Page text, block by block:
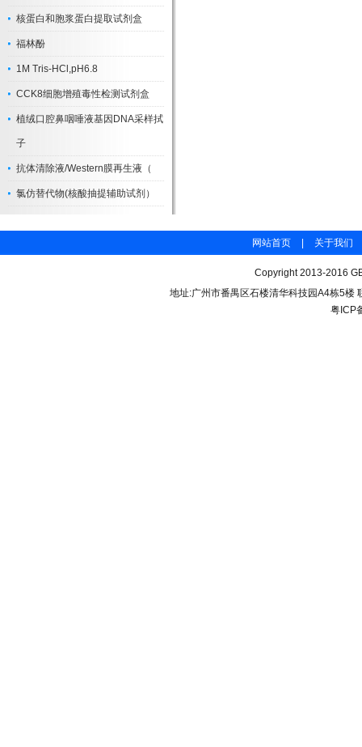
核蛋白和胞浆蛋白提取试剂盒
福林酚
1M Tris-HCl,pH6.8
CCK8细胞增殖毒性检测试剂盒
植绒口腔鼻咽唾液基因DNA采样拭
子
抗体清除液/Western膜再生液（
氯仿替代物(核酸抽提辅助试剂）
网站首页 关于我们
Copyright 2013-2016
地址:广州市番禺区石楼清华科技园A4栋5
粤ICP